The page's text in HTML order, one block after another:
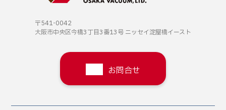
〒541-0042
大阪市中央区今橋3丁目3番13号 ニッセイ淀屋橋イースト
お問合せ